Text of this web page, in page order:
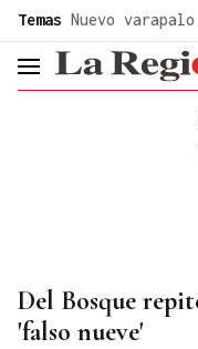
Temas Nuevo
header.menu.open
Del Bosque
'falso nueve'